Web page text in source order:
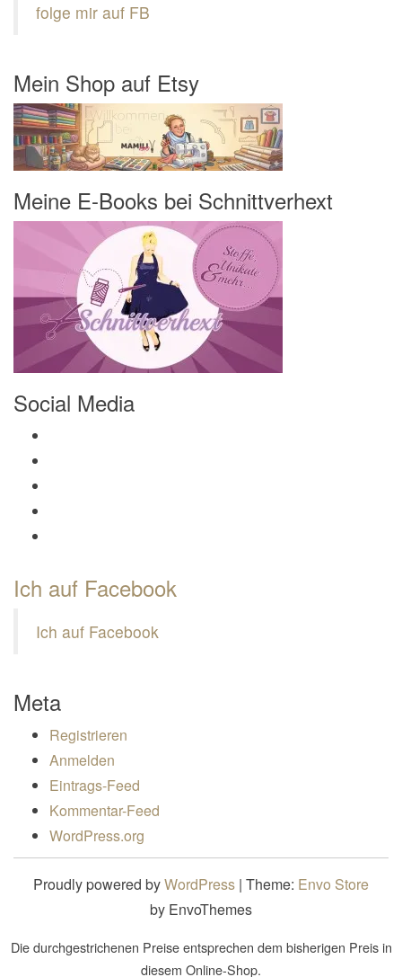
folge mir auf FB
Mein Shop auf Etsy
Meine E-Books bei Schnittverhext
Social Media
Ich auf Facebook
Ich auf Facebook
Meta
Registrieren
Anmelden
Eintrags-Feed
Kommentar-Feed
WordPress.org
Proudly powered byWordPress | Theme: Envo Store
by EnvoThemes
Die durchgestrichenen Preise entsprechen dem bisherigen Preis in
diesem Online-Shop.